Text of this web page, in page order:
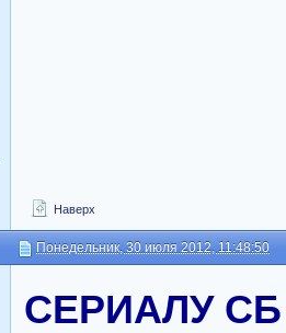
Наверх
Понедельник, 30 июля 2012, 11:48:50
CЕРИАЛУ